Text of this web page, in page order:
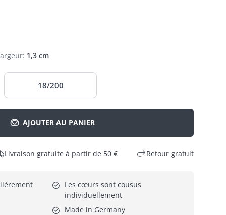
: 1,3 cm
18/200
AJOUTER AU PANIER
Livraison gratuite à partir de 50 € Retour gratuit
Les cœurs sont cousus
individuellement
Made in Germany